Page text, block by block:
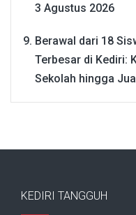
3 Agustus 2026
Berawal dari 18
Terbesar di Kediri:
Sekolah hingga
KEDIRI TANGGUH